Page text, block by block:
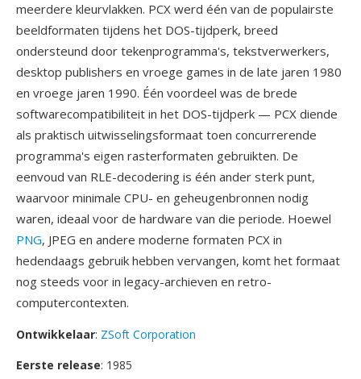
meerdere kleurvlakken. PCX werd één van de populairste
beeldformaten tijdens het DOS-tijdperk, breed
ondersteund door tekenprogramma's, tekstverwerkers,
desktop publishers en vroege games in de late jaren 1980
en vroege jaren 1990. Één voordeel was de brede
softwarecompatibiliteit in het DOS-tijdperk — PCX diende
als praktisch uitwisselingsformaat toen concurrerende
programma's eigen rasterformaten gebruikten. De
eenvoud van RLE-decodering is één ander sterk punt,
waarvoor minimale CPU- en geheugenbronnen nodig
waren, ideaal voor de hardware van die periode. Hoewel
PNG, JPEG en andere moderne formaten PCX in
hedendaags gebruik hebben vervangen, komt het formaat
nog steeds voor in legacy-archieven en retro-
computercontexten.
Ontwikkelaar: ZSoft Corporation
Eerste release: 1985